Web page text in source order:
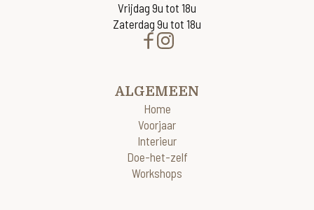
Vrijdag 9u tot 18u
Zaterdag 9u tot 18u
ALGEMEEN
Home
Voorjaar
Interieur
Doe-het-zelf
Workshops